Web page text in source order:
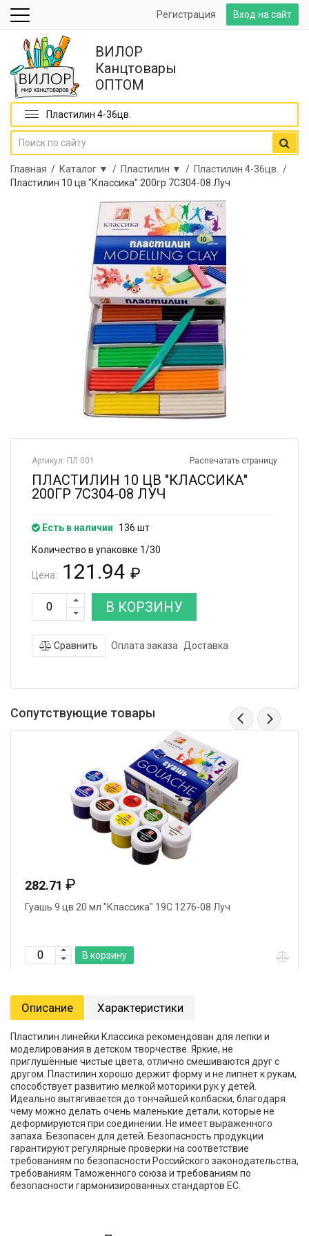
Вход на сайт
Регистрация
ВИЛОР
Канцтовары
ОПТОМ
Пластилин 4-36цв.
Главная / Каталог ▼ / Пластилин ▼ / Пластилин 4-36цв. /
Пластилин 10 цв "Классика" 200гр 7С304-08 Луч
Распечатать страницу
Артикул: ПЛ 001
ПЛАСТИЛИН 10 ЦВ "КЛАССИКА"
200ГР 7С304-08 ЛУЧ
Есть в наличии
136 шт
Количество в упаковке 1/30
Цена: 121.94 ₽
В КОРЗИНУ
Сравнить Оплата заказа Доставка
Сопутствующие товары
282.71 ₽
Гуашь 9 цв 20 мл "Классика" 19С 1276-08 Луч
В корзину
Описание Характеристики
Пластилин линейки Классика рекомендован для лепки и
моделирования в детском творчестве. Яркие, не
приглушённые чистые цвета, отлично смешиваются друг с
другом. Пластилин хорошо держит форму и не липнет к рукам,
способствует развитию мелкой моторики рук у детей.
Идеально вытягивается до тончайшей колбаски, благодаря
чему можно делать очень маленькие детали, которые не
деформируются при соединении. Не имеет выраженного
запаха. Безопасен для детей. Безопасность продукции
гарантируют регулярные проверки на соответствие
требованиям по безопасности Российского законодательства,
требованиям Таможенного союза и требованиям по
безопасности гармонизированных стандартов ЕС.